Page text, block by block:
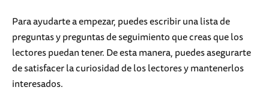
Para ayudarte a empezar, puedes escribir una lista de
preguntas y preguntas de seguimiento que creas que los
lectores puedan tener. De esta manera, puedes asegurarte
de satisfacer la curiosidad de los lectores y mantenerlos
interesados.